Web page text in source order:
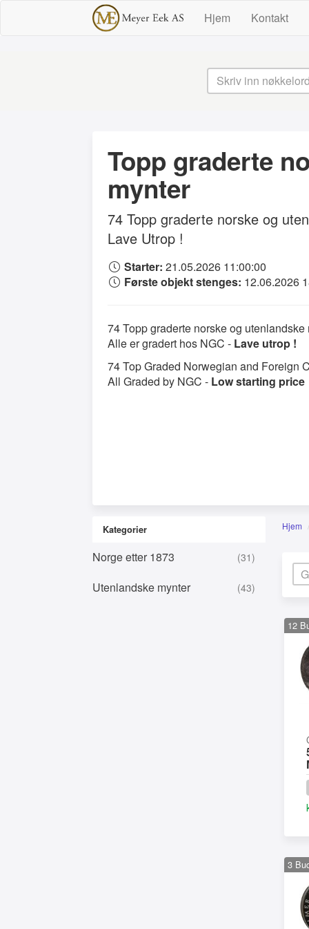
Hjem Kontakt
Topp graderte
mynter
74 Topp graderte norske og
Lave Utrop !
Starter: 21.05.2026 11:00:00
Første objekt stenges: 12.06.2026
74 Topp graderte norske og
Alle er gradert hos NGC - Lave utrop !
74 Top Graded Norwegian and Foreign
All Graded by NGC - Low starting price
Kategorier
Norge etter 1873 (31)
Utenlandske mynter (43)
Hjem
12
3